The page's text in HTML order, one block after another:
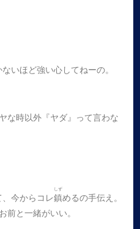
いほど強い心してねーの。
な時以外『ヤダ』って言わな
、今からコレ鎮
しず
めるの手伝え。
前と一緒がいい。